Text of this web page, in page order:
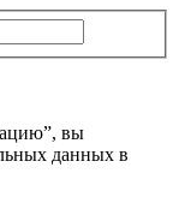
вы
данных в